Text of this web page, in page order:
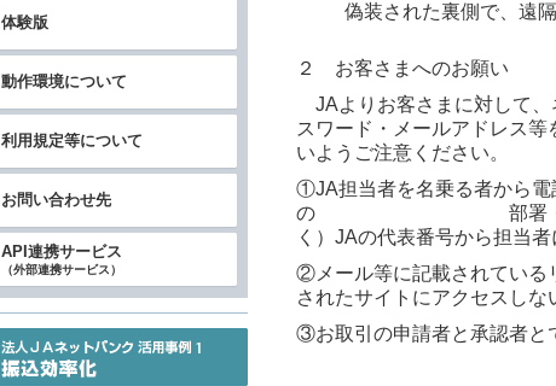
偽装された裏側で、遠
２ お客さまへのお願い
JAよりお客さまに対して、
スワード・メールアドレス
いようご注意ください。
①JA担当者を名乗る者から電
の 部署・氏名等を聞
く）JAの代表番号から担当
②メール等に記載されている
されたサイトにアクセスしな
③お取引の申請者と承認者と
体験版
動作環境について
利用規定等について
お問い合わせ先
API連携サービス
（外部連携サービス）